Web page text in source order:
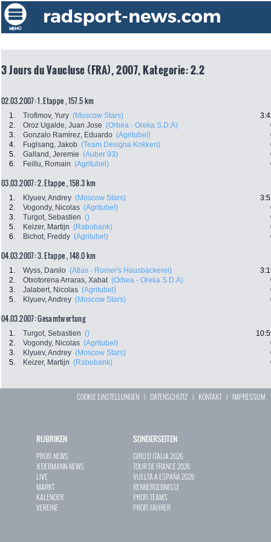
3 Jours du Vaucluse (FRA), 2007, Kategorie: 2.2
02.03.2007: 1. Etappe , 157.5 km
1. Trofimov, Yury (Moscow Stars)
2.
Oroz Ugalde, Juan Jose (Orbea - Oreka S.D.A)
3.
Gonzalo Ramirez, Eduardo (Agritubel)
4.
Fuglsang, Jakob (Team Designa Kokken)
5.
Galland, Jeremie (Auber 93)
6.
Feillu, Romain (Agritubel)
03.03.2007: 2. Etappe , 158.3 km
1. Klyuev, Andrey (Moscow Stars)
2.
Vogondy, Nicolas (Agritubel)
3.
Turgot, Sebastien ()
5.
Keizer, Martijn (Rabobank)
6.
Bichot, Freddy (Agritubel)
04.03.2007: 3. Etappe , 148.0 km
1. Wyss, Danilo (Atlas - Romer's Hausbäckerei)
2.
Otxotorena Arraras, Xabat (Orbea - Oreka S.D.A)
3.
Jalabert, Nicolas (Agritubel)
5.
Klyuev, Andrey (Moscow Stars)
04.03.2007: Gesamtwertung
1. Turgot, Sebastien ()
2.
Vogondy, Nicolas (Agritubel)
3.
Klyuev, Andrey (Moscow Stars)
5.
Keizer, Martijn (Rabobank)
COOKIE EINSTELLUNGEN | DATENSCHUTZ | KONTAKT| IMPRESSUM
RUBRIKEN
PROFI-NEWS
JEDERMANN-NEWS
LIVE
MARKT
KALENDER
VEREINE
SONDERSEITEN
GIRO D`ITALIA 2026
TOUR DE FRANCE 2026
VUELTA A ESPAÑA 2026
RENNERGEBNISSE
PROFI-TEAMS
PROFI-FAHRER